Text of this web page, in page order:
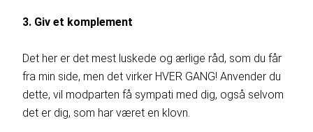
3. Giv et komplement
Det her er det mest luskede og ærlige råd, som du får
fra min side, men det virker HVER GANG! Anvender du
dette, vil modparten få sympati med dig, også selvom
det er dig, som har været en klovn.